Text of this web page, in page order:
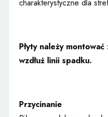
charakterystyczne dla
Płyty należy
wzdłuż linii spadku.
Przycinanie